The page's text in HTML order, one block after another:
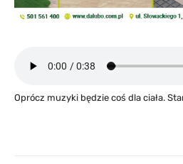
Oprócz muzyki będzie coś dla ciała.